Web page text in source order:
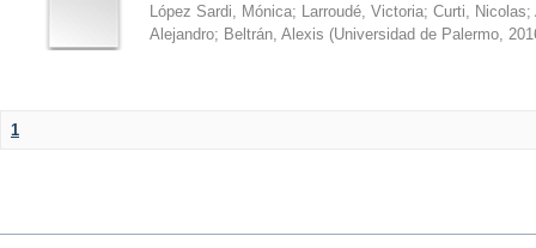
López Sardi, Mónica; Larroudé, Victoria; Curti, Nicolas;
Alejandro; Beltrán, Alexis (Universidad de Palermo,
1